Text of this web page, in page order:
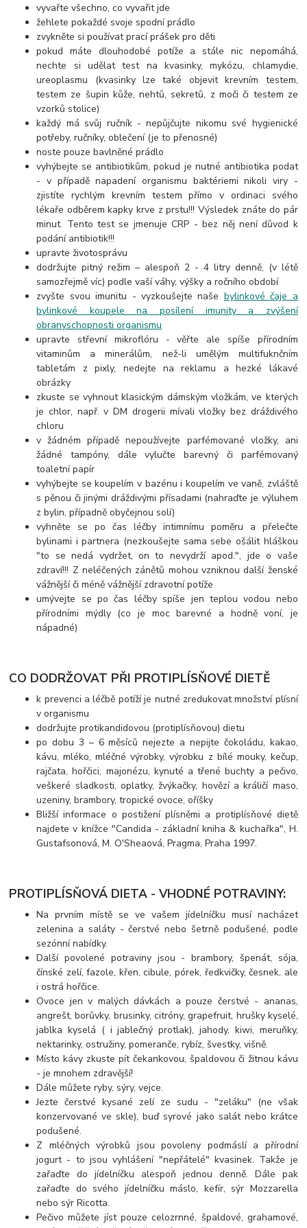
vyvařte všechno, co vyvařit jde
žehlete pokaždé svoje spodní prádlo
zvykněte si používat prací prášek pro děti
pokud máte dlouhodobé potíže a stále nic nepomáhá,
nechte si udělat test na kvasinky, mykózu, chlamydie,
ureoplasmu (kvasinky lze také objevit krevním testem,
testem ze šupin kůže, nehtů, sekretů, z moči či testem ze
vzorků stolice)
každý má svůj ručník - nepůjčujte nikomu své hygienické
potřeby, ručníky, oblečení (je to přenosné)
noste pouze bavlněné prádlo
vyhýbejte se antibiotikům, pokud je nutné antibiotika podat
- v případě napadení organismu baktériemi nikoli viry -
zjistíte rychlým krevním testem přímo v ordinaci svého
lékaře odběrem kapky krve z prstu!!! Výsledek znáte do pár
minut. Tento test se jmenuje CRP - bez něj není důvod k
podání antibiotik!!!
upravte životosprávu
dodržujte pitný režim – alespoň 2 - 4 litry denně, (v létě
samozřejmě víc) podle vaší váhy, výšky a ročního období
zvyšte svou imunitu - vyzkoušejte naše bylinkové čaje a
bylinkové koupele na posílení imunity a zvýšení
obranyschopnosti organismu
upravte střevní mikroflóru - věřte ale spíše přírodním
vitaminům a minerálům, než-li umělým multifuknčním
tabletám z pixly, nedejte na reklamu a hezké lákavé
obrázky
zkuste se vyhnout klasickým dámským vložkám, ve kterých
je chlor, např. v DM drogerii mívali vložky bez dráždivého
chloru
v žádném případě nepoužívejte parfémované vložky, ani
žádné tampóny, dále vylučte barevný či parfémovaný
toaletní papír
vyhýbejte se koupelím v bazénu i koupelím ve vaně, zvláště
s pěnou či jinými dráždivými přísadami (nahraďte je výluhem
z bylin, případně obyčejnou solí)
vyhněte se po čas léčby intimnímu poměru a přelečte
bylinami i partnera (nezkoušejte sama sebe ošálit hláškou
"to se nedá vydržet, on to nevydrží apod.", jde o vaše
zdraví!!! Z neléčených zánětů mohou vzniknou další ženské
vážnější či méně vážnější zdravotní potíže
umývejte se po čas léčby spíše jen teplou vodou nebo
přírodními mýdly (co je moc barevné a hodně voní, je
nápadné)
CO DODRŽOVAT PŘI PROTIPLÍSŇOVÉ DIETĚ
k prevenci a léčbě potíží je nutné zredukovat množství plísní
v organismu
dodržujte protikandidovou (protiplísňovou) dietu
po dobu 3 – 6 měsíců nejezte a nepijte čokoládu, kakao,
kávu, mléko, mléčné výrobky, výrobku z bílé mouky, kečup,
rajčata, hořčici, majonézu, kynuté a třené buchty a pečivo,
veškeré sladkosti, oplatky, žvýkačky, hovězí a králičí maso,
uzeniny, brambory, tropické ovoce, oříšky
Bližší informace o postižení plísněmi a protiplísňové dietě
najdete v knížce "Candida - základní kniha & kuchařka", H.
Gustafsonová, M. O'Sheaová, Pragma, Praha 1997.
PROTIPLÍSŇOVÁ DIETA - VHODNÉ POTRAVINY:
Na prvním místě se ve vašem jídelníčku musí nacházet
zelenina a saláty - čerstvé nebo šetrně podušené, podle
sezónní nabídky.
Další povolené potraviny jsou - brambory, špenát, sója,
čínské zelí, fazole, křen, cibule, pórek, ředkvičky, česnek, ale
i ostrá hořčice.
Ovoce jen v malých dávkách a pouze čerstvé - ananas,
angrešt, borůvky, brusinky, citróny, grapefruit, hrušky kyselé,
jablka kyselá ( i jablečný protlak), jahody, kiwi, meruňky,
nektarinky, ostružiny, pomeranče, rybíz, švestky, višně.
Místo kávy zkuste pít čekankovou, špaldovou či žitnou kávu
- je mnohem zdravější!
Dále můžete ryby, sýry, vejce.
Jezte čerstvé kysané zelí ze sudu - "zeláku" (ne však
konzervované ve skle), buď syrové jako salát nebo krátce
podušené.
Z mléčných výrobků jsou povoleny podmáslí a přírodní
jogurt - to jsou vyhlášení "nepřátelé" kvasinek. Takže je
zařaďte do jídelníčku alespoň jednou denně. Dále pak
zařaďte do svého jídelníčku máslo, kefír, sýr Mozzarella
nebo sýr Ricotta.
Pečivo můžete jíst pouze celozrnné, špaldové, grahamové,